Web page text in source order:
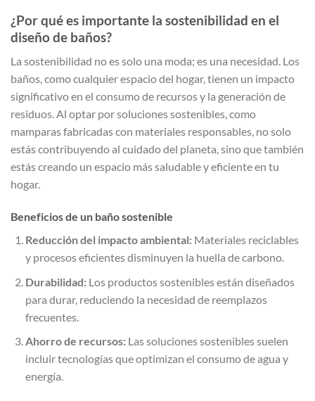
¿Por qué es importante la sostenibilidad en el
diseño de baños?
La sostenibilidad no es solo una moda; es una necesidad. Los
baños, como cualquier espacio del hogar, tienen un impacto
significativo en el consumo de recursos y la generación de
residuos. Al optar por soluciones sostenibles, como
mamparas fabricadas con materiales responsables, no solo
estás contribuyendo al cuidado del planeta, sino que también
estás creando un espacio más saludable y eficiente en tu
hogar.
Beneficios de un baño sostenible
Reducción del impacto ambiental:Materiales reciclables
y procesos eficientes disminuyen la huella de carbono.
Durabilidad:Los productos sostenibles están diseñados
para durar, reduciendo la necesidad de reemplazos
frecuentes.
Ahorro de recursos:Las soluciones sostenibles suelen
incluir tecnologías que optimizan el consumo de agua y
energía.